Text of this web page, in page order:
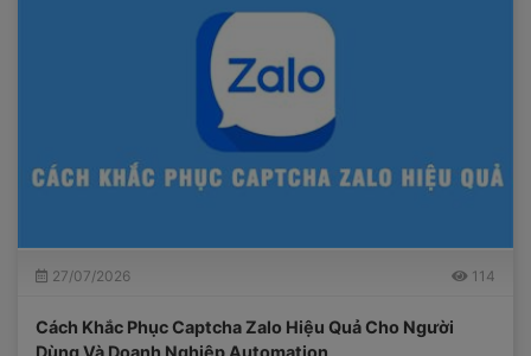
27/07/2026 114
Cách Khắc Phục Captcha Zalo Hiệu Quả Cho Người
Dùng Và Doanh Nghiệp Automation